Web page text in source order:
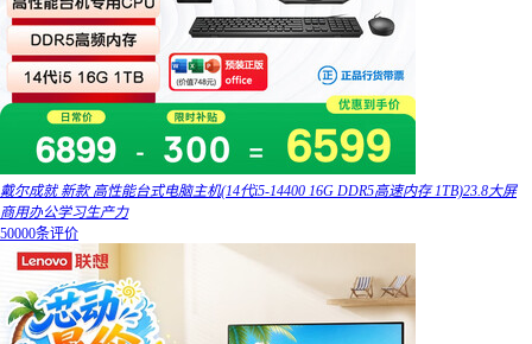
戴尔成就 新款 高性能台式电脑主机(14代i5-14400 16G DDR5高速内存 1TB)23.8大屏
商用办公学习生产力
50000条评价